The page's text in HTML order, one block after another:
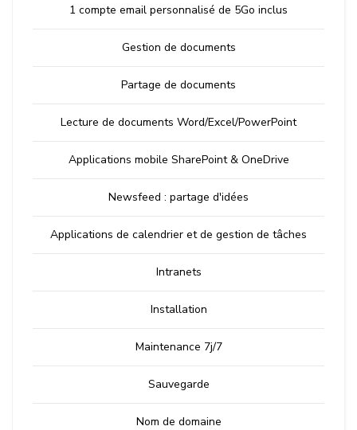
1 compte email personnalisé de 5Go inclus
Gestion de documents
Partage de documents
Lecture de documents Word/Excel/PowerPoint
Applications mobile SharePoint & OneDrive
Newsfeed : partage d'idées
Applications de calendrier et de gestion de tâches
Intranets
Installation
Maintenance 7j/7
Sauvegarde
Nom de domaine